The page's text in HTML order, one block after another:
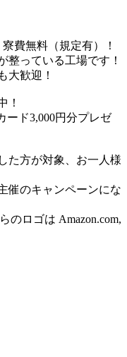
費無料（規定有）！
整っている工場です！
大歓迎！
！
ード3,000円分プレゼ
た方が対象、お一人様
催のキャンペーンにな
のロゴは Amazon.com,